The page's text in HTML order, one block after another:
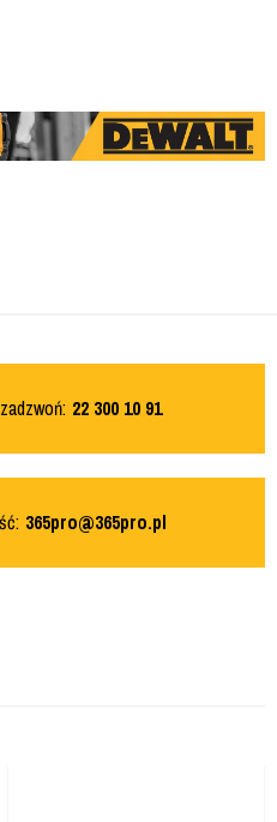
22 300 10 91
365pro@365pro.pl